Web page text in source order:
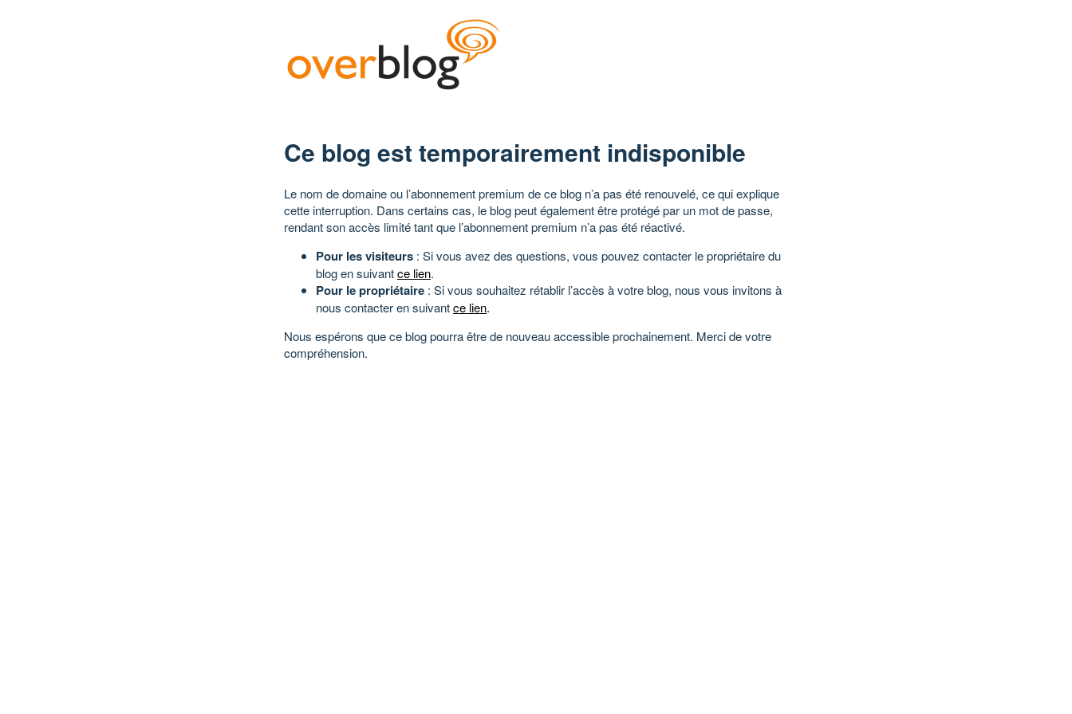
Ce blog est temporairement indisponible
Le nom de domaine ou l’abonnement premium de ce blog n’a pas été renouvelé, ce qui explique
cette interruption. Dans certains cas, le blog peut également être protégé par un mot de passe,
rendant son accès limité tant que l’abonnement premium n’a pas été réactivé.
Pour les visiteurs : Si vous avez des questions, vous pouvez contacter le propriétaire du
blog en suivantce lien.
Pour le propriétaire : Si vous souhaitez rétablir l’accès à votre blog, nous vous invitons à
nous contacter en suivantce lien.
Nous espérons que ce blog pourra être de nouveau accessible prochainement. Merci de votre
compréhension.